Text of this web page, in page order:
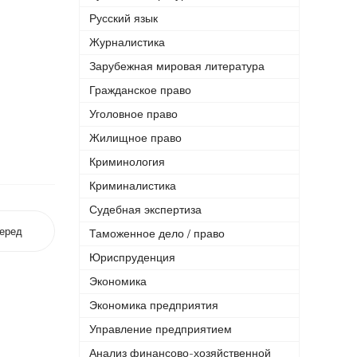
Русский язык
Журналистика
Зарубежная мировая литература
Гражданское право
Уголовное право
Жилищное право
Криминология
Криминалистика
Судебная экспертиза
Таможенное дело / право
Юриспруденция
Экономика
Экономика предприятия
Управление предприятием
Анализ финансово-хозяйственной